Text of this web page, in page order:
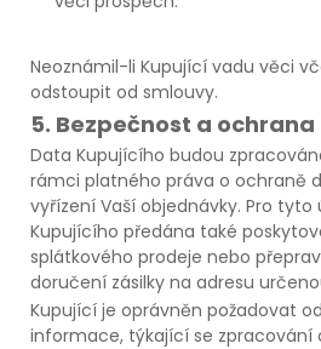
Neoznámil-li Kupující vadu věci
odstoupit od smlouvy.
5. Bezpečnost a
Data Kupujícího budou
rámci platného práva o ochraně
vyřízení Vaší objednávky. Pro
Kupujícího předána také
splátkového prodeje nebo
doručení zásilky na adresu
Kupující je oprávněn požadovat
informace, týkající se zpracování